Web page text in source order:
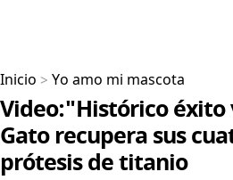
Inicio > Yo amo mi mascota
Video:"Histórico
Gato recupera sus
prótesis de titanio